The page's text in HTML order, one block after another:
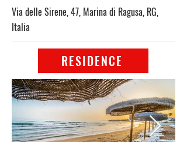
Via delle Sirene, 47, Marina di Ragusa, RG,
Italia
RESIDENCE